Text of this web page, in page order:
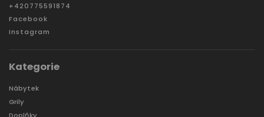
+420775591874
Facebook
Instagram
Kategorie
Nábytek
Grily
Doplňky